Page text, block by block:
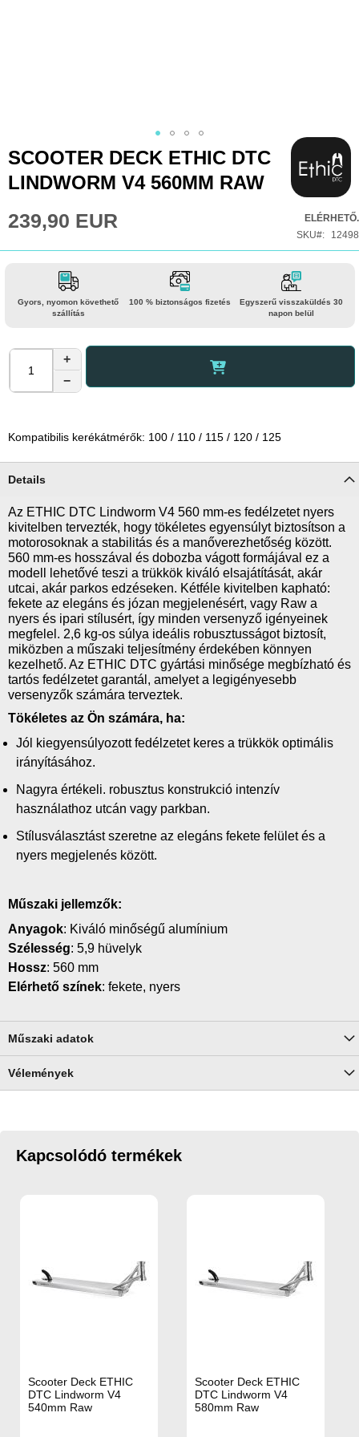
Ugrás
képgaléria
elejére
SCOOTER DECK ETHIC DTC
LINDWORM V4 560MM RAW
239,90 EUR
ELÉRHETŐ.
SKU
12498
Gyors, nyomon követhető
szállítás
100 % biztonságos fizetés
Egyszerű visszaküldés 30
napon belül
+
−
Kompatibilis kerékátmérők: 100 / 110 / 115 / 120 / 125
Details
Az ETHIC DTC Lindworm V4 560 mm-es fedélzetet nyers
kivitelben tervezték, hogy tökéletes egyensúlyt biztosítson a
motorosoknak a stabilitás és a manőverezhetőség között.
560 mm-es hosszával és dobozba vágott formájával ez a
modell lehetővé teszi a trükkök kiváló elsajátítását, akár
utcai, akár parkos edzéseken. Kétféle kivitelben kapható:
fekete az elegáns és józan megjelenésért, vagy Raw a
nyers és ipari stílusért, így minden versenyző igényeinek
megfelel. 2,6 kg-os súlya ideális robusztusságot biztosít,
miközben a műszaki teljesítmény érdekében könnyen
kezelhető. Az ETHIC DTC gyártási minősége megbízható és
tartós fedélzetet garantál, amelyet a legigényesebb
versenyzők számára terveztek.
Tökéletes az Ön számára, ha:
Jól kiegyensúlyozott fedélzetet keres a trükkök optimális
irányításához.
Nagyra értékeli. robusztus konstrukció intenzív
használathoz utcán vagy parkban.
Stílusválasztást szeretne az elegáns fekete felület és a
nyers megjelenés között.
Műszaki jellemzők:
Anyagok: Kiváló minőségű alumínium
Szélesség: 5,9 hüvelyk
Hossz: 560 mm
Elérhető színek: fekete, nyers
Műszaki adatok
Vélemények
Kapcsolódó termékek
Scooter Deck ETHIC
DTC Lindworm V4
540mm Raw
Scooter Deck ETHIC
DTC Lindworm V4
580mm Raw